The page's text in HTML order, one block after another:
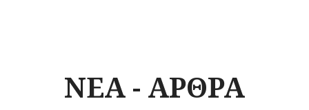
ΝΕΑ - ΑΡΘΡΑ